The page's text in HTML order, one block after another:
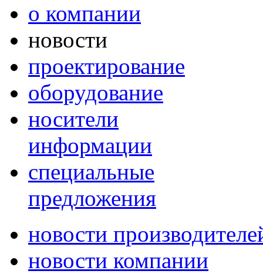
о компании
новости
проектирование
оборудование
носители
информации
специальные
предложения
новости
новости компании